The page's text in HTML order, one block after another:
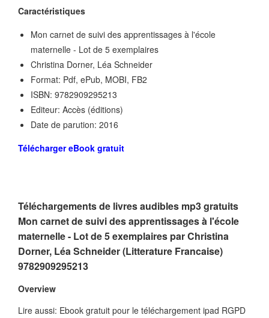
Caractéristiques
Mon carnet de suivi des apprentissages à l'école
maternelle - Lot de 5 exemplaires
Christina Dorner, Léa Schneider
Format: Pdf, ePub, MOBI, FB2
ISBN: 9782909295213
Editeur: Accès (éditions)
Date de parution: 2016
Télécharger eBook gratuit
Téléchargements de livres audibles mp3 gratuits
Mon carnet de suivi des apprentissages à l'école
maternelle - Lot de 5 exemplaires par Christina
Dorner, Léa Schneider (Litterature Francaise)
9782909295213
Overview
Lire aussi: Ebook gratuit pour le téléchargement ipad RGPD